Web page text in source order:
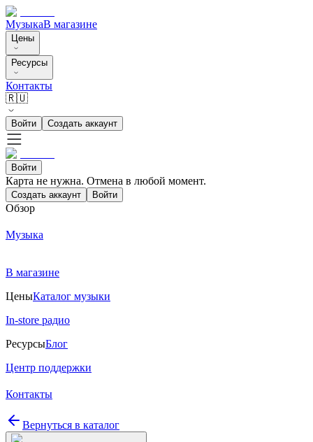
МузыкаВ магазине
Цены
Ресурсы
Контакты
🇷🇺
Войти Создать аккаунт
Войти
Карта не нужна. Отмена в любой момент.
Создать аккаунт Войти
Обзор
Музыка
В магазине
ЦеныКаталог музыки
In-store радио
РесурсыБлог
Центр поддержки
Контакты
Вернуться в каталог